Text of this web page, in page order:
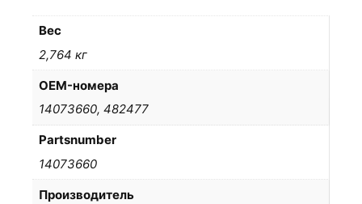
Вес
2,764 кг
OEM-номера
14073660, 482477
Partsnumber
14073660
Производитель